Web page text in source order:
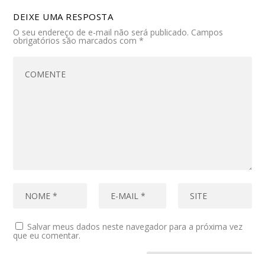
DEIXE UMA RESPOSTA
O seu endereço de e-mail não será publicado. Campos
obrigatórios são marcados com*
Salvar meus dados neste navegador para a próxima vez
que eu comentar.